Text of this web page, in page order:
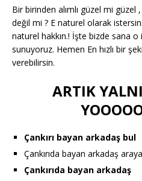
Bir birinden alımlı güzel mi
değil mi ? E naturel olarak
naturel hakkın.! İşte bizde sana o
sunuyoruz. Hemen En hızlı bir
verebilirsin.
ARTIK
Çankırı bayan arkadaş bul
Çankırıda bayan arkadaş
Çankırıda bayan arkadaş